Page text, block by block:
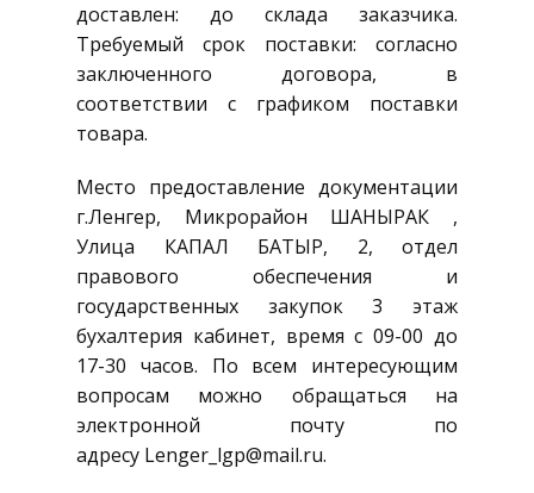
доставлен: до склада заказчика.
Требуемый срок поставки: согласно
заключенного договора, в
соответствии с графиком поставки
товара.
Место предоставление документации
г.Ленгер, Микрорайон ШАНЫРАК ,
Улица КАПАЛ БАТЫР, 2, отдел
правового обеспечения и
государственных закупок 3 этаж
бухалтерия кабинет, время с 09-00 до
17-30 часов. По всем интересующим
вопросам можно обращаться на
электронной почту по
адресу Lenger_lgp@mail.ru.